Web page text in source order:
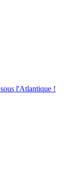
l'Atlantique !